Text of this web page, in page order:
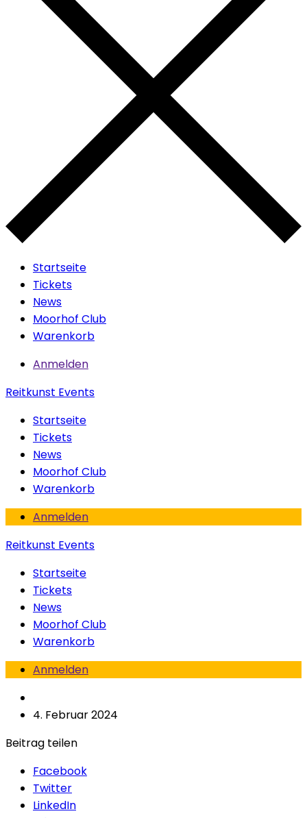
Startseite
Tickets
News
Moorhof Club
Warenkorb
Anmelden
Reitkunst Events
Startseite
Tickets
News
Moorhof Club
Warenkorb
Anmelden
Reitkunst Events
Startseite
Tickets
News
Moorhof Club
Warenkorb
Anmelden
4. Februar 2024
Beitrag teilen
Facebook
Twitter
LinkedIn